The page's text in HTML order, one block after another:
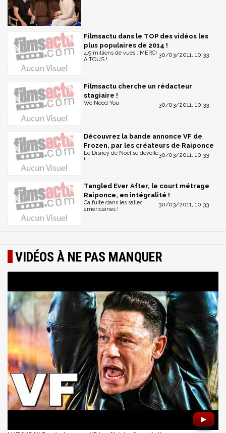
Filmsactu dans le TOP des vidéos les
plus populaires de 2014 !
30/03/2011, 10:33
4,9 millions de vues : MERCI
A TOUS !
Filmsactu cherche un rédacteur
stagiaire !
30/03/2011, 10:33
We Need You
Découvrez la bande annonce VF de
Frozen, par les créateurs de Raiponce
30/03/2011, 10:33
Le Disney de Noël se dévoile
!
Tangled Ever After, le court métrage
Raiponce, en intégralité !
30/03/2011, 10:33
Ca fuite dans les salles
américaines !
VIDÉOS À NE PAS MANQUER
►